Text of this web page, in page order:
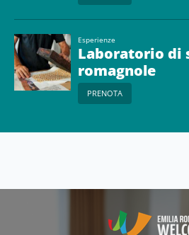
Esperienze
Laboratorio di
romagnole
PRENOTA